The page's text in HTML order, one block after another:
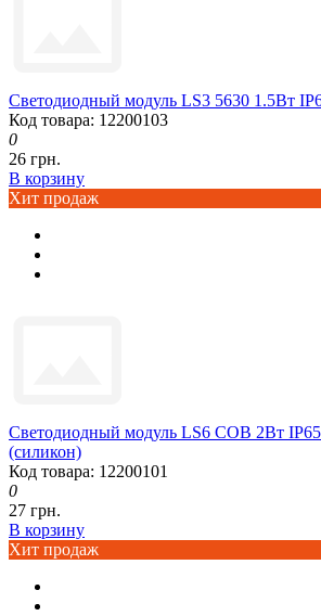
Светодиодный модуль LS3 5630 1.5Вт
Код товара: 12200103
0
26 грн.
В корзину
Хит продаж
Светодиодный модуль LS6 COB 2Вт
(силикон)
Код товара: 12200101
0
27 грн.
В корзину
Хит продаж